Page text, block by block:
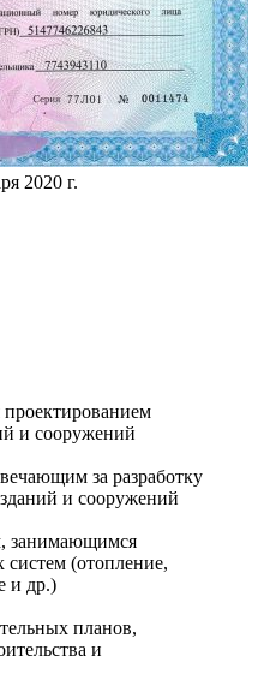
2020 г.
и сооружений
за разработку
и сооружений
занимающимся
(отопление,
и др.)
планов,
и